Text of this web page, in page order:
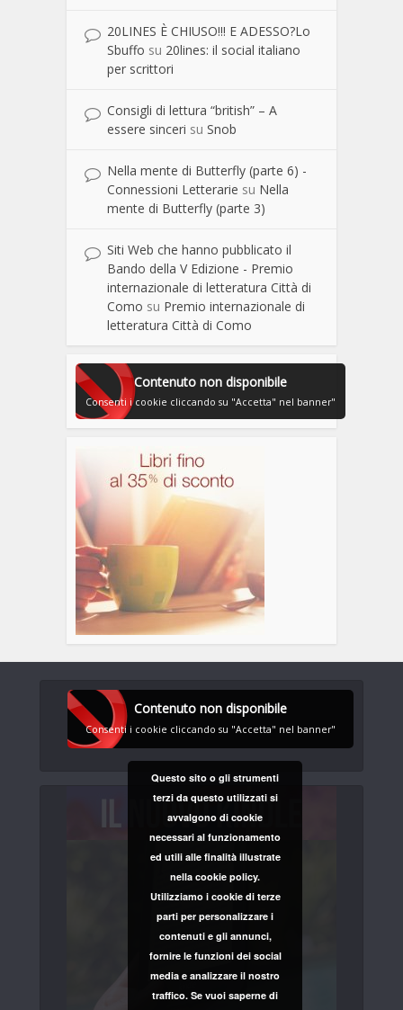
20LINES È CHIUSO!!! E ADESSO?Lo
Sbuffo su 20lines: il social italiano
per scrittori
Consigli di lettura “british” – A
essere sinceri su Snob
Nella mente di Butterfly (parte 6) -
Connessioni Letterarie su Nella
mente di Butterfly (parte 3)
Siti Web che hanno pubblicato il
Bando della V Edizione - Premio
internazionale di letteratura Città di
Como su Premio internazionale di
letteratura Città di Como
Contenuto non disponibile
Consenti i cookie cliccando su "Accetta" nel banner"
Contenuto non disponibile
Consenti i cookie cliccando su "Accetta" nel banner"
Questo sito o gli strumenti
terzi da questo utilizzati si
avvalgono di cookie
necessari al funzionamento
ed utili alle finalità illustrate
nella cookie policy.
Utilizziamo i cookie di terze
parti per personalizzare i
contenuti e gli annunci,
fornire le funzioni dei social
media e analizzare il nostro
traffico. Se vuoi saperne di